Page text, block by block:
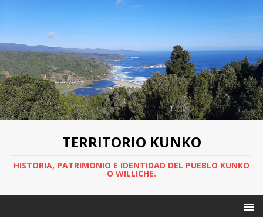
TERRITORIO KUNKO
HISTORIA, PATRIMONIO E IDENTIDAD DEL PUEBLO KUNKO
O WILLICHE.